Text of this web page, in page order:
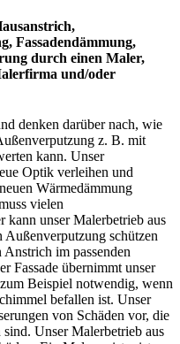
Fassadendämmung,
durch einen Maler,
und/oder
denken darüber nach, wie
z. B. mit
kann. Unser
Optik verleihen und
Wärmedämmung
vielen
kann unser Malerbetrieb aus
schützen
Anstrich im passenden
Fassade übernimmt unser
Beispiel notwendig, wenn
befallen ist. Unser
von Schäden vor, die
Unser Malerbetrieb aus